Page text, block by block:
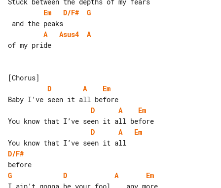
Em
D/F#
G
A
Asus4
A
of my pride
D
A
Em
D
A
Em
D
A
Em
D/F#
G
D A
Em